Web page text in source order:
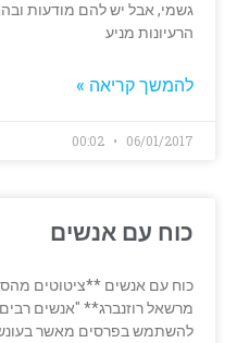
גשמי, אבל יש להם מודעות
הרעיונות מניע
להמשך קריאה »
06/01/2017
כוח עם אנשים
כוח עם אנשים **ציטוטים
מרשאל רוזנברג** "אנשים
להשתמש בפרסים מאשר